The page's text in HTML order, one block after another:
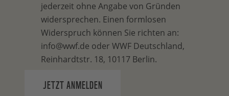
jederzeit ohne Angabe von Gründen
widersprechen. Einen formlosen
Widerspruch können Sie richten an:
info@wwf.de oder WWF Deutschland,
Reinhardtstr. 18, 10117 Berlin.
JETZT ANMELDEN